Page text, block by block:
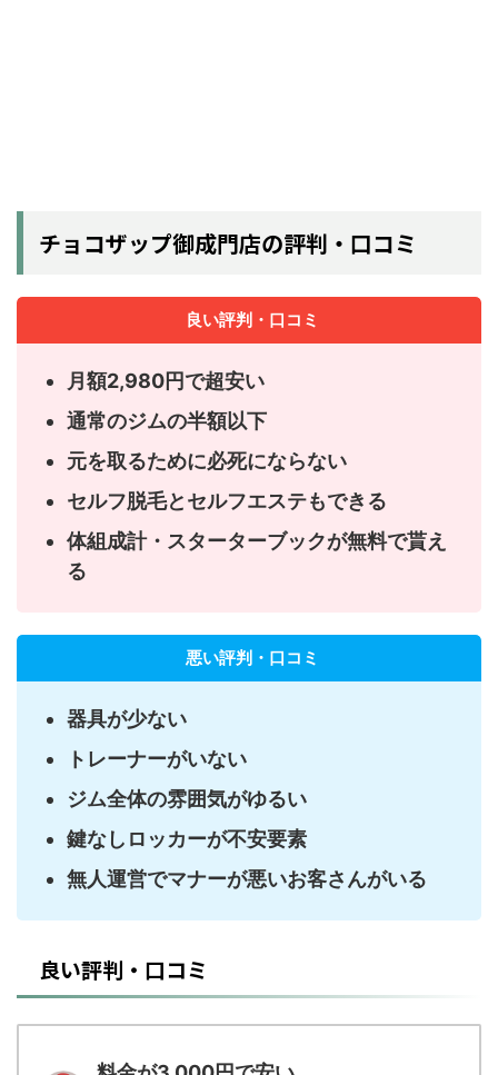
チョコザップ御成門店の評判・口コミ
良い評判・口コミ
月額2,980円で超安い
通常のジムの半額以下
元を取るために必死にならない
セルフ脱毛とセルフエステもできる
体組成計・スターターブックが無料で貰え
る
悪い評判・口コミ
器具が少ない
トレーナーがいない
ジム全体の雰囲気がゆるい
鍵なしロッカーが不安要素
無人運営でマナーが悪いお客さんがいる
良い評判・口コミ